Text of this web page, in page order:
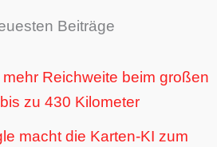
Beiträge
Reichweite beim großen
zu 430 Kilometer
macht die Karten-KI zum